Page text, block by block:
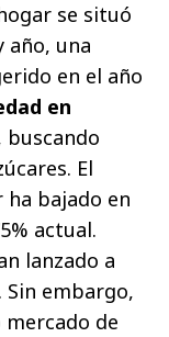
se situó
año, una
en el año
en
buscando
El
ha bajado en
actual.
lanzado a
. Sin embargo,
de